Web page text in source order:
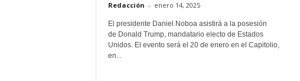
Redacción - enero 14, 2025
El presidente Daniel Noboa asistirá a la posesión
de Donald Trump, mandatario electo de Estados
Unidos. El evento será el 20 de enero en el Capitolio,
en...